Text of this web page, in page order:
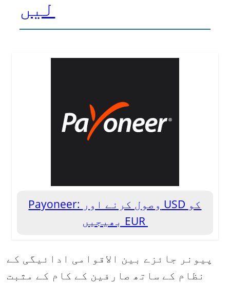
لیں
Payoneer: وصول کرنے اور USD کو
بھیجیں EUR
پیونر جائزے بین الاقوامی ادائیگی کے
نظام کے ساتھ صارفین کے کام کے مثبت